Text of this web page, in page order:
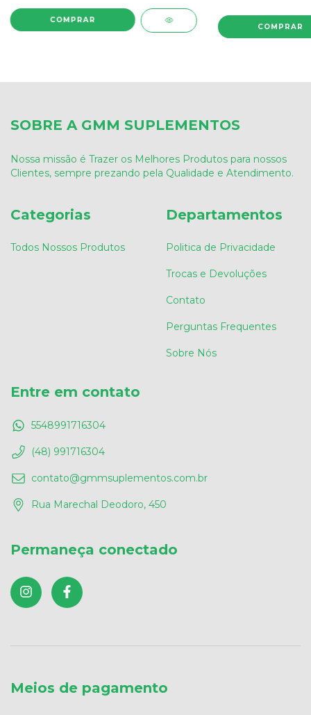
SOBRE A GMM SUPLEMENTOS
Nossa missão é Trazer os Melhores Produtos para nossos
Clientes, sempre prezando pela Qualidade e Atendimento.
Categorias
Todos Nossos Produtos
Departamentos
Politica de Privacidade
Trocas e Devoluções
Contato
Perguntas Frequentes
Sobre Nós
Entre em contato
5548991716304
(48) 991716304
contato@gmmsuplementos.com.br
Rua Marechal Deodoro, 450
Permaneça conectado
Meios de pagamento